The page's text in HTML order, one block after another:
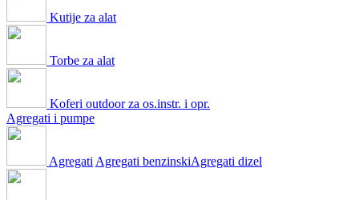
Kutije za alat
Torbe za alat
Koferi outdoor za os.instr. i opr.
Agregati i pumpe
Agregati Agregati benzinskiAgregati dizel